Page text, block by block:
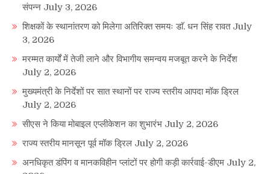
संपन्न July 3, 2026
शिक्षकों के स्थानांतरण को मिलेगा अतिरिक्त समयः डाॅ. धन सिंह रावत July
3, 2026
मरम्मत कार्यों में तेजी लाने और विभागीय समन्वय मजबूत करने के निर्देश
July 2, 2026
मुख्यमंत्री के निर्देशों पर सात स्थानों पर राज्य स्तरीय आपदा मॉक ड्रिल
July 2, 2026
सीएस ने किया मोबाइल एप्लीकेशन का शुभारंभ July 2, 2026
राज्य स्तरीय मानसून पूर्व मॉक ड्रिल July 2, 2026
अनधिकृत डंपिंग व मानकविहीन प्लांटों पर होगी कड़ी कार्रवाई-डीएम July 2,